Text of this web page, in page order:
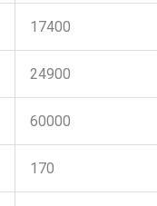
17400
24900
60000
170